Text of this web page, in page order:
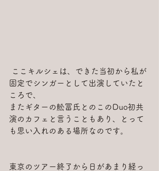
固定でシンガーとして出演していたと
ころで、
またギターの舩冨氏とのこのDuo初共
演のカフェと言うこともあり、とって
も思い入れのある場所なのです。
東京のツアー終了から日があまり経っ